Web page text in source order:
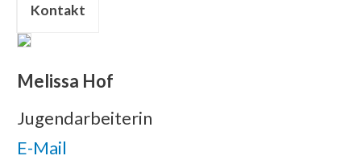
Kontakt
Melissa Hof
Jugendarbeiterin
E-Mail